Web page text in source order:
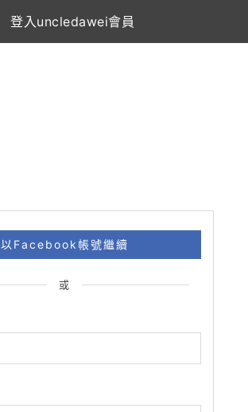
登入uncledawei會員
以Facebook帳號繼續
或